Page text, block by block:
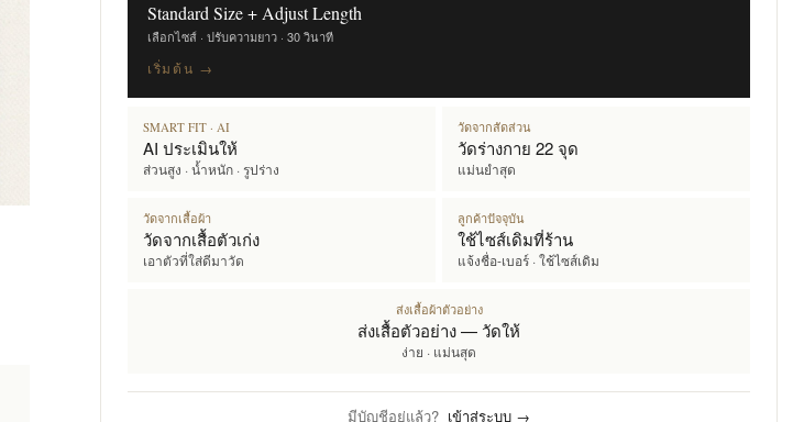
Standard Size + Adjust Length
เลือกไซส์ · ปรับความยาว · 30 วินาที
เริ่มต้น →
SMART FIT · AI
AI ประเมินให้
ส่วนสูง · น้ำหนัก · รูปร่าง
วัดจากสัดส่วน
วัดร่างกาย 22 จุด
แม่นยำสุด
วัดจากเสื้อผ้า
วัดจากเสื้อตัวเก่ง
เอาตัวที่ใส่ดีมาวัด
ลูกค้าปัจจุบัน
ใช้ไซส์เดิมที่ร้าน
แจ้งชื่อ-เบอร์ · ใช้ไซส์เดิม
ส่งเสื้อผ้าตัวอย่าง
ส่งเสื้อตัวอย่าง — วัดให้
ง่าย · แม่นสุด
มีบัญชีอยู่แล้ว? เข้าสู่ระบบ →